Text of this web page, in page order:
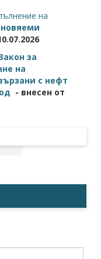
на
за
на
с нефт
- внесен от